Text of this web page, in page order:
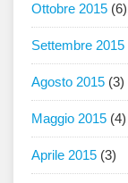
Ottobre 2015 (6)
Settembre 2015
Agosto 2015 (3)
Maggio 2015 (4)
Aprile 2015 (3)